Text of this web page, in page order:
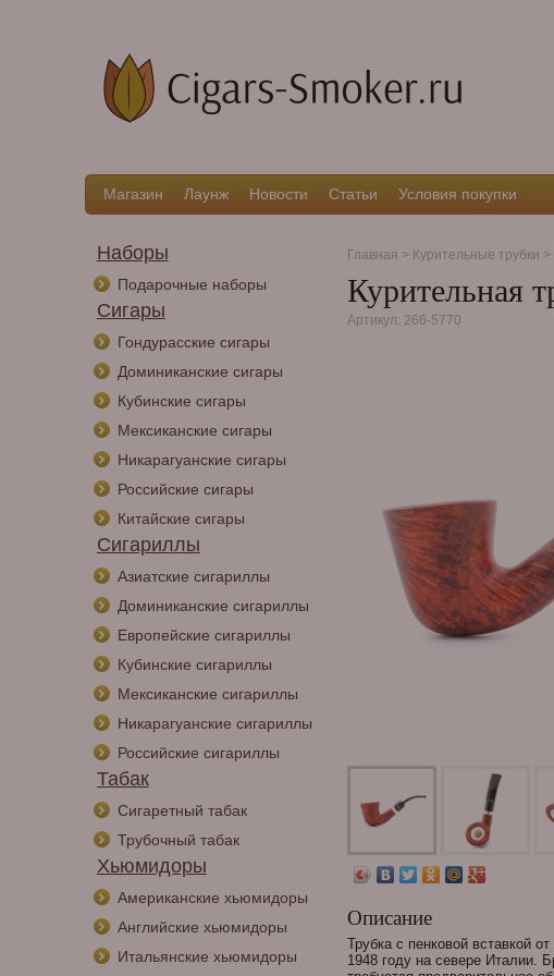
Магазин Лаунж Новости Статьи Условия покупки
Наборы
Подарочные наборы
Сигары
Гондурасские сигары
Доминиканские сигары
Кубинские сигары
Мексиканские сигары
Никарагуанские сигары
Российские сигары
Китайские сигары
Сигариллы
Азиатские сигариллы
Доминиканские сигариллы
Европейские сигариллы
Кубинские сигариллы
Мексиканские сигариллы
Никарагуанские сигариллы
Российские сигариллы
Табак
Сигаретный табак
Трубочный табак
Хьюмидоры
Американские хьюмидоры
Английские хьюмидоры
Итальянские хьюмидоры
Главная > Курительные трубки >
Курительная
Артикул: 266-5770
Описание
Трубка с пенковой вставкой
1948 году на севере Италии.